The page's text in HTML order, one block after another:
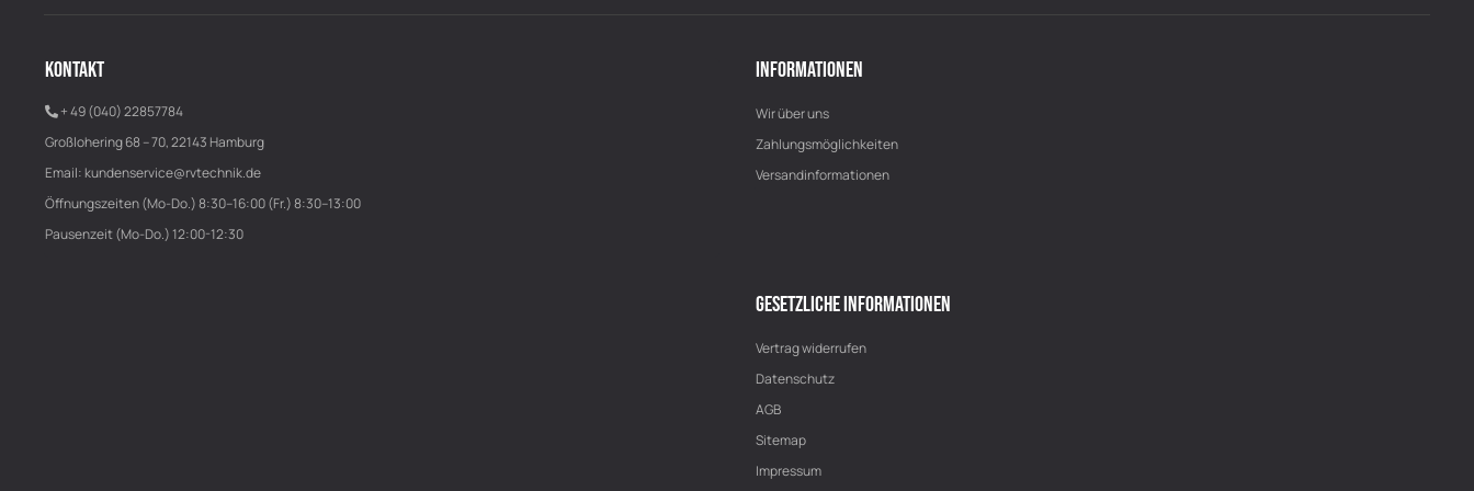
KONTAKT
+ 49 (040) 22857784
Großlohering 68 – 70, 22143 Hamburg
Email: kundenservice@rvtechnik.de
Öffnungszeiten (Mo-Do.) 8:30–16:00 (Fr.) 8:30–13:00
Pausenzeit (Mo-Do.) 12:00-12:30
INFORMATIONEN
Wir über uns
Zahlungsmöglichkeiten
Versandinformationen
GESETZLICHE INFORMATIONEN
Vertrag widerrufen
Datenschutz
AGB
Sitemap
Impressum